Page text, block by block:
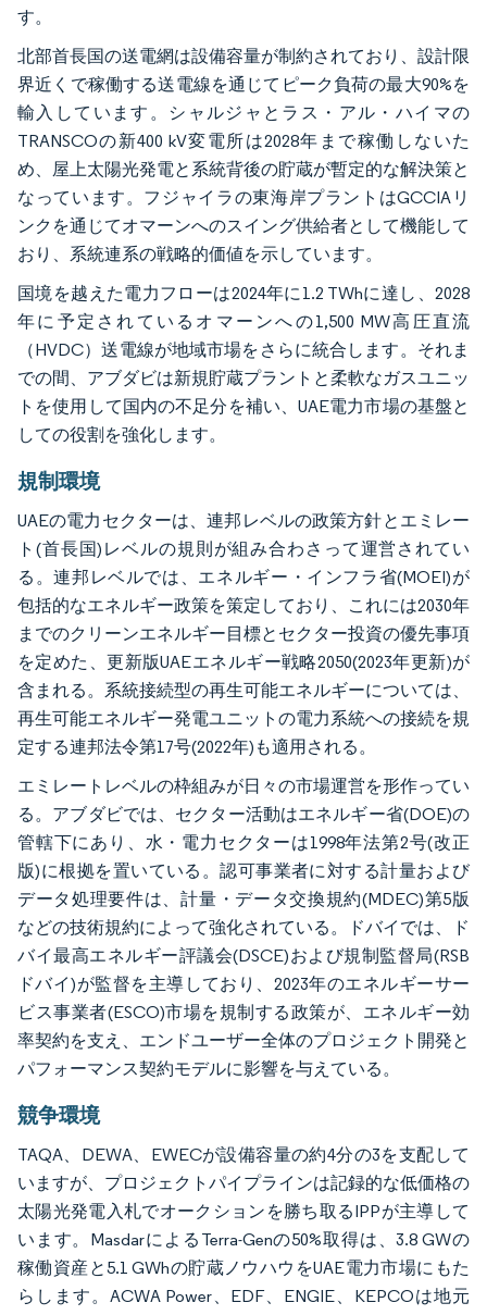
す。
北部首長国の送電網は設備容量が制約されており、設計限
界近くで稼働する送電線を通じてピーク負荷の最大90%を
輸入しています。シャルジャとラス・アル・ハイマの
TRANSCOの新400 kV変電所は2028年まで稼働しないた
め、屋上太陽光発電と系統背後の貯蔵が暫定的な解決策と
なっています。フジャイラの東海岸プラントはGCCIAリ
ンクを通じてオマーンへのスイング供給者として機能して
おり、系統連系の戦略的価値を示しています。
国境を越えた電力フローは2024年に1.2 TWhに達し、2028
年に予定されているオマーンへの1,500 MW高圧直流
（HVDC）送電線が地域市場をさらに統合します。それま
での間、アブダビは新規貯蔵プラントと柔軟なガスユニッ
トを使用して国内の不足分を補い、UAE電力市場の基盤と
しての役割を強化します。
規制環境
UAEの電力セクターは、連邦レベルの政策方針とエミレー
ト(首長国)レベルの規則が組み合わさって運営されてい
る。連邦レベルでは、エネルギー・インフラ省(MOEI)が
包括的なエネルギー政策を策定しており、これには2030年
までのクリーンエネルギー目標とセクター投資の優先事項
を定めた、更新版UAEエネルギー戦略2050(2023年更新)が
含まれる。系統接続型の再生可能エネルギーについては、
再生可能エネルギー発電ユニットの電力系統への接続を規
定する連邦法令第17号(2022年)も適用される。
エミレートレベルの枠組みが日々の市場運営を形作ってい
る。アブダビでは、セクター活動はエネルギー省(DOE)の
管轄下にあり、水・電力セクターは1998年法第2号(改正
版)に根拠を置いている。認可事業者に対する計量および
データ処理要件は、計量・データ交換規約(MDEC)第5版
などの技術規約によって強化されている。ドバイでは、ド
バイ最高エネルギー評議会(DSCE)および規制監督局(RSB
ドバイ)が監督を主導しており、2023年のエネルギーサー
ビス事業者(ESCO)市場を規制する政策が、エネルギー効
率契約を支え、エンドユーザー全体のプロジェクト開発と
パフォーマンス契約モデルに影響を与えている。
競争環境
TAQA、DEWA、EWECが設備容量の約4分の3を支配して
いますが、プロジェクトパイプラインは記録的な低価格の
太陽光発電入札でオークションを勝ち取るIPPが主導して
います。MasdarによるTerra-Genの50%取得は、3.8 GWの
稼働資産と5.1 GWhの貯蔵ノウハウをUAE電力市場にもた
らします。ACWA Power、EDF、ENGIE、KEPCOは地元